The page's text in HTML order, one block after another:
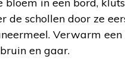
de schollen door ze
Verwarm
en gaar.